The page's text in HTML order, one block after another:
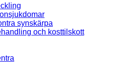
synskärpa
och kosttilskott